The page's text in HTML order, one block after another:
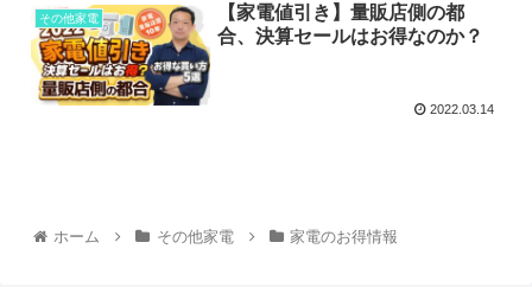
その他家電
【家電値引き】量販店側の都
合、決算セールはお得なのか？
2022.03.14
ホーム その他家電 家電のお得情報